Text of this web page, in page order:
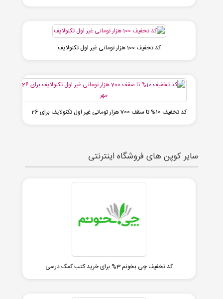
کد تخفیف 100 هزار تومانی غیر اول تکنولایف
کد تخفیف 10% تا سقف 700 هزار تومانی غیر اول تکنولایف برای 26
مهر
سایر کوپن های فروشگاه اینترنتی
کد تخفیف چی بخونم 3% برای خرید کتب کمک درسی